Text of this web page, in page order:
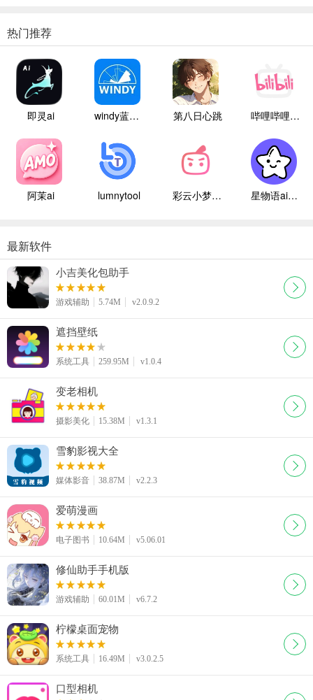
热门推荐
即灵ai windy蓝色气象 第八日心跳 哔哩哔哩白色版
阿茉ai lumnytool 彩云小梦国际版 星物语ai聊天
最新软件
小吉美化包助手
游戏辅助 5.74M v2.0.9.2
遮挡壁纸
系统工具 259.95M v1.0.4
变老相机
摄影美化 15.38M v1.3.1
雪豹影视大全
媒体影音 38.87M v2.2.3
爱萌漫画
电子图书 10.64M v5.06.01
修仙助手手机版
游戏辅助 60.01M v6.7.2
柠檬桌面宠物
系统工具 16.49M v3.0.2.5
口型相机